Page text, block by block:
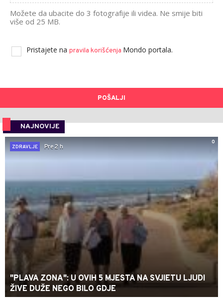
Možete da ubacite do 3 fotografije ili videa. Ne smije biti
više od 25 MB.
Pristajete na pravila korišćenja Mondo portala.
POŠALJI
NAJNOVIJE
0
ZDRAVLJE
Pre 2 h
"PLAVA ZONA": U OVIH 5 MJESTA NA SVJIETU LJUDI
ŽIVE DUŽE NEGO BILO GDJE